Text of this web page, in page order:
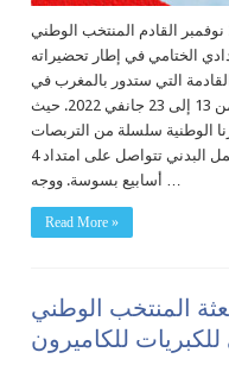
ينطلق يوم الإثنين 22 نوفمبر القادم المنتخب الوطني
الختامي في إطار تحضيراته
التي ستدور بالمغرب في
الفترة الممتدة من 13 إلى 23 جانفي 2022. حيث
الوطنية سلسلة من التربصات
المخصصة بالأساس للعمل البدني تتواصل على امتداد 4
أسابيع بسوسة. ووجه …
Read More »
المنتخب الوطني
للكاميرون